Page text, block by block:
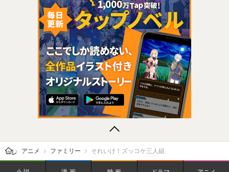
レビューン トップ
アニメ ファミリー それいけ！ズッコケ三人組